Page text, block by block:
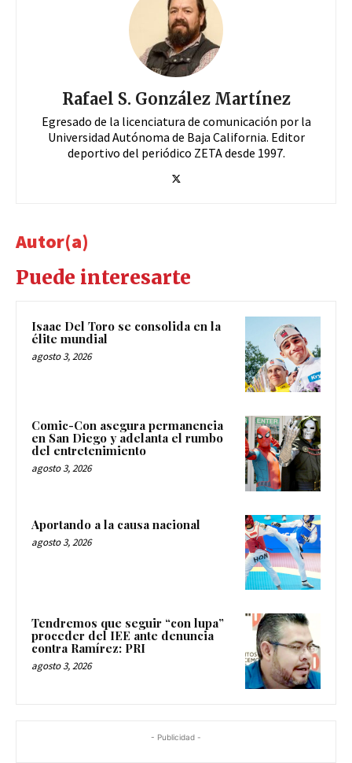
Rafael S. González Martínez
Egresado de la licenciatura de comunicación por la
Universidad Autónoma de Baja California. Editor
deportivo del periódico ZETA desde 1997.
Autor(a)
Puede interesarte
Isaac Del Toro se consolida en la
élite mundial
agosto 3, 2026
Comic-Con asegura permanencia
en San Diego y adelanta el rumbo
del entretenimiento
agosto 3, 2026
Aportando a la causa nacional
agosto 3, 2026
Tendremos que seguir “con lupa”
proceder del IEE ante denuncia
contra Ramírez: PRI
agosto 3, 2026
- Publicidad -